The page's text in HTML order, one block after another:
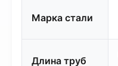
Марка стали
Длина труб